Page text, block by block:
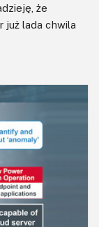
że
już lada chwila